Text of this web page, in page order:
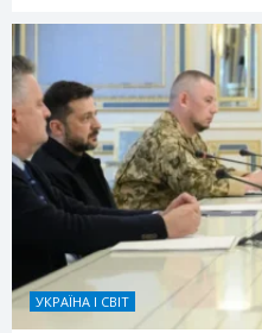
УКРАЇНА І СВІТ